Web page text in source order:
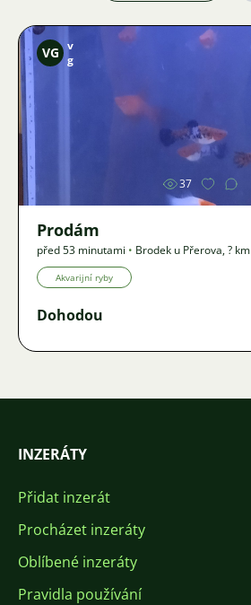
Obrázek
VG v
g
37
Prodám
před 53 minutami • Brodek u Přerova,? km
Akvarijní ryby
Dohodou
INZERÁTY
Přidat inzerát
Procházet inzeráty
Oblíbené inzeráty
Pravidla používání